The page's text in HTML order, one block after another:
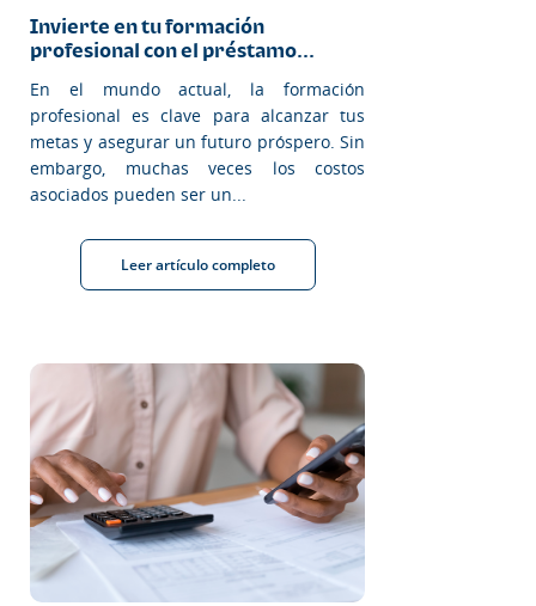
Invierte en tu formación
profesional con el préstamo...
En el mundo actual, la formación
profesional es clave para alcanzar tus
metas y asegurar un futuro próspero. Sin
embargo, muchas veces los costos
asociados pueden ser un...
Leer artículo completo